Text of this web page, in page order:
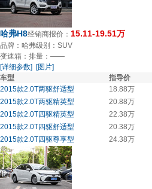
哈弗H8经销商报价： 15.11-19.51万
品牌：哈弗级别：SUV
变速箱： 排量：——
[详细参数] [图片]
车型
指导价
2015款2.0T两驱舒适型
18.88万
2015款2.0T两驱精英型
20.88万
2015款2.0T四驱精英型
22.38万
2015款2.0T四驱舒适型
20.38万
2015款2.0T四驱尊享型
24.38万